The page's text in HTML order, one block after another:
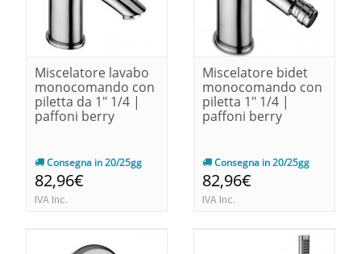
Miscelatore lavabo
monocomando con
piletta da 1" 1/4 |
paffoni berry
Consegna in 20/25gg
82,96€
IVA Inc.
Miscelatore bidet
monocomando con
piletta 1" 1/4 |
paffoni berry
Consegna in 20/25gg
82,96€
IVA Inc.